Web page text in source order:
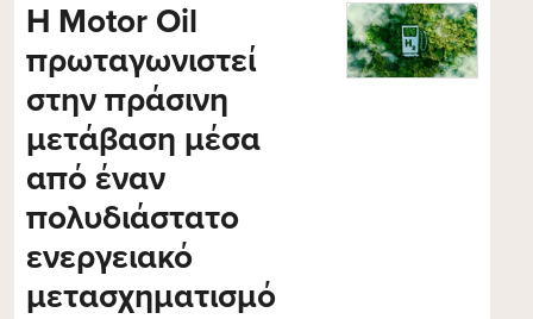
Η Motor Oil
πρωταγωνιστεί
στην πράσινη
μετάβαση μέσα
από έναν
πολυδιάστατο
ενεργειακό
μετασχηματισμό